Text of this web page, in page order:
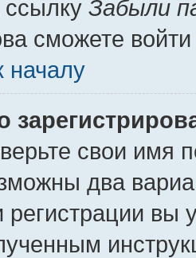
Забыли
сможете
началу
свои имя
два
регистрации вы